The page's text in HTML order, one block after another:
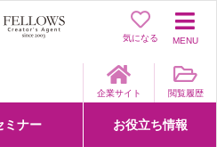
気になる MENU
企業サイト 閲覧履歴
ミナー お役立ち情報